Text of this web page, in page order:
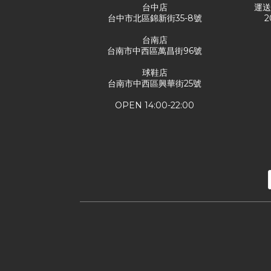
台中店
台中市北區錦新街35-8號
台南店
台南市中西區萬昌街96號
球鞋店
台南市中西區興華街25號
OPEN 14:00-22:00
運